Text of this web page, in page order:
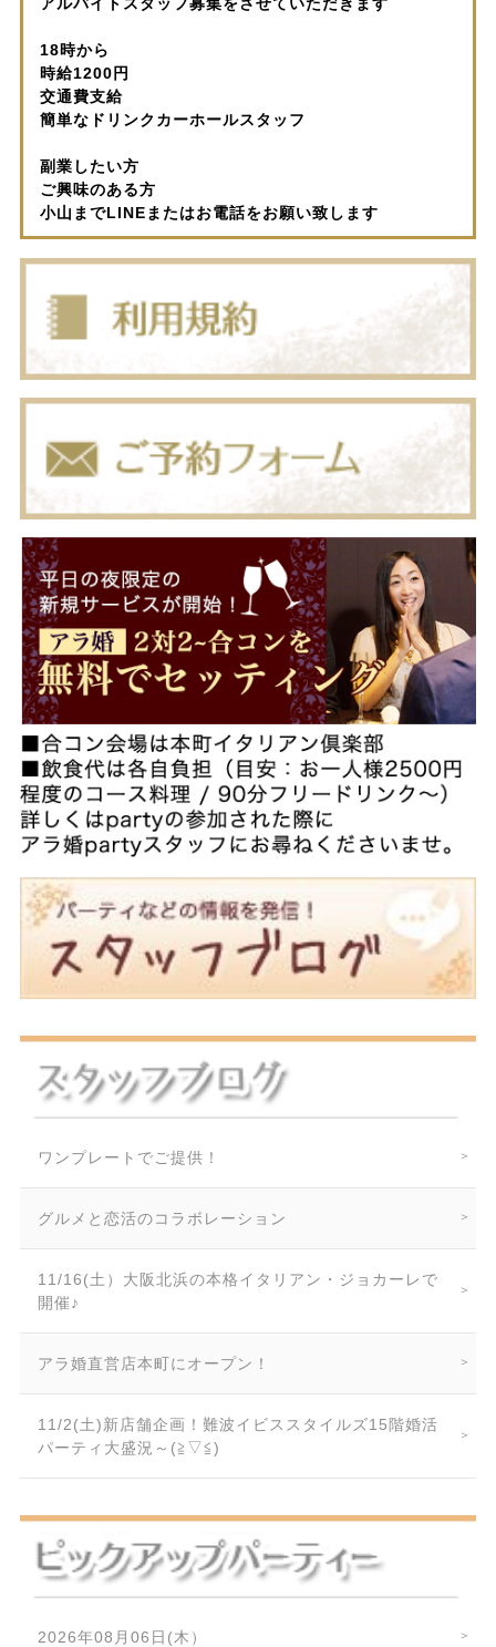
アルバイトスタッフ募集をさせていただきます
18時から
時給1200円
交通費支給
簡単なドリンクカーホールスタッフ
副業したい方
ご興味のある方
小山までLINEまたはお電話をお願い致します
ワンプレートでご提供！
グルメと恋活のコラボレーション
11/16(土）大阪北浜の本格イタリアン・ジョカーレで
開催♪
アラ婚直営店本町にオープン！
11/2(土)新店舗企画！難波イビススタイルズ15階婚活
パーティ大盛況～(≧▽≦)
2026年08月06日(木）